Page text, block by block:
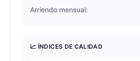
Arriendo mensual:
📈 ÍNDICES DE CALIDAD